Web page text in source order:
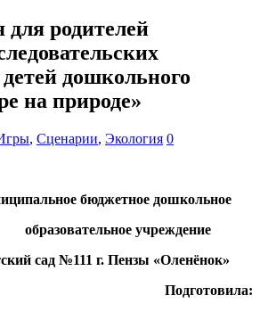
для родителей
дошкольного
на природе»
, Сценарии, Экология 0
бюджетное дошкольное
учреждение
№111 г. Пензы «Оленёнок»